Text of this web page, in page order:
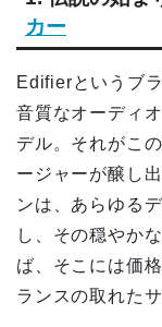
カー
Edifierというブ
音質なオーディ
デル。それがこ
ージャーが醸し
ンは、あらゆる
し、その穏やか
ば、そこには価
ランスの取れた